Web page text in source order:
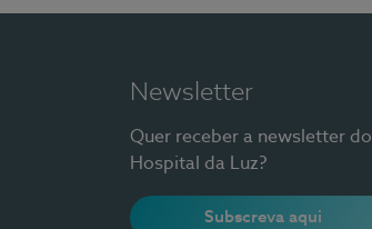
Newsletter
Quer receber a newsletter do
Hospital da Luz?
Subscreva aqui